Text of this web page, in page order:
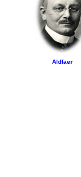
Aldfaer